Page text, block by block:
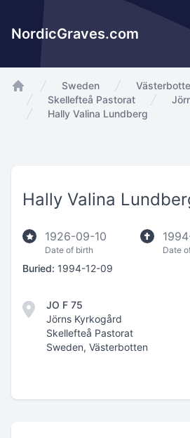
NordicGraves.com
app.Start
Sweden
Skellefteå Pastorat
Hally Valina Lundberg
Hally Valina
1926-09-10
Date of birth Date
Buried: 1994-12-09
JO F 75
Jörns Kyrkogård
Skellefteå Pastorat
Sweden, Västerbotten